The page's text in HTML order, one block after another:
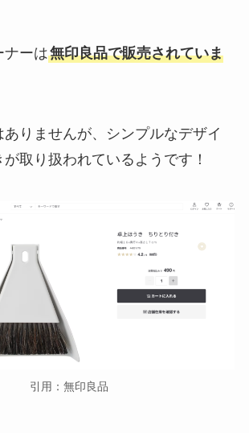
ナーは無印良品で販売されていま
りませんが、シンプルなデザイ
取り扱われているようです！
引用：無印良品